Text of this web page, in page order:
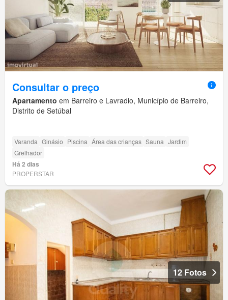
Consultar o preço
Apartamento em Barreiro e Lavradio, Município de Barreiro,
Distrito de Setúbal
Varanda Ginásio Piscina Área das crianças Sauna Jardim
Grelhador
Há 2 dias
PROPERSTAR
12 Fotos